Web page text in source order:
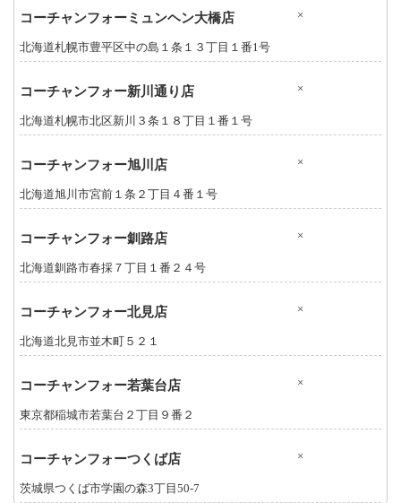
コーチャンフォーミュンヘン大橋店 ×
北海道札幌市豊平区中の島１条１３丁目１番1号
コーチャンフォー新川通り店 ×
北海道札幌市北区新川３条１８丁目１番１号
コーチャンフォー旭川店 ×
北海道旭川市宮前１条２丁目４番１号
コーチャンフォー釧路店 ×
北海道釧路市春採７丁目１番２４号
コーチャンフォー北見店 ×
北海道北見市並木町５２１
コーチャンフォー若葉台店 ×
東京都稲城市若葉台２丁目９番２
コーチャンフォーつくば店 ×
茨城県つくば市学園の森3丁目50-7